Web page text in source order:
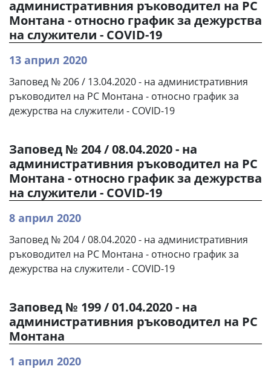
административния ръководител на РС
Монтана - относно график за дежурства
на служители - COVID-19
13 април 2020
Заповед № 206 / 13.04.2020 - на административния
ръководител на РС Монтана - относно график за
дежурства на служители - COVID-19
Заповед № 204 / 08.04.2020 - на
административния ръководител на РС
Монтана - относно график за дежурства
на служители - COVID-19
8 април 2020
Заповед № 204 / 08.04.2020 - на административния
ръководител на РС Монтана - относно график за
дежурства на служители - COVID-19
Заповед № 199 / 01.04.2020 - на
административния ръководител на РС
Монтана
1 април 2020